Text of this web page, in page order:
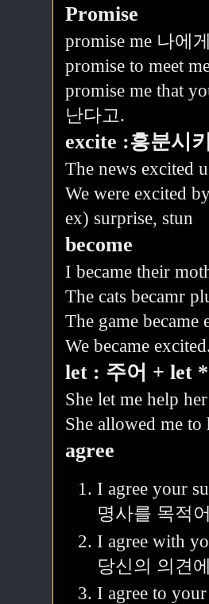
Promise
promise me 나에
promise to meet
promise me that
난다고.
excite :흥분시
The news excited
We were excited
ex) surprise, stun
become
I became their
The cats becamr
The game
We became
let : 주어 + let
She let me help
She allowed me to
agree
I agree your
명사를 목적
I agree with
당신의 의견
I agree to